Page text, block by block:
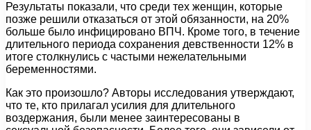
Результаты показали, что среди тех женщин, которые
позже решили отказаться от этой обязанности, на 20%
больше было инфицировано ВПЧ. Кроме того, в течение
длительного периода сохранения девственности 12% в
итоге столкнулись с частыми нежелательными
беременностями.
Как это произошло? Авторы исследования утверждают,
что те, кто прилагал усилия для длительного
воздержания, были менее заинтересованы в